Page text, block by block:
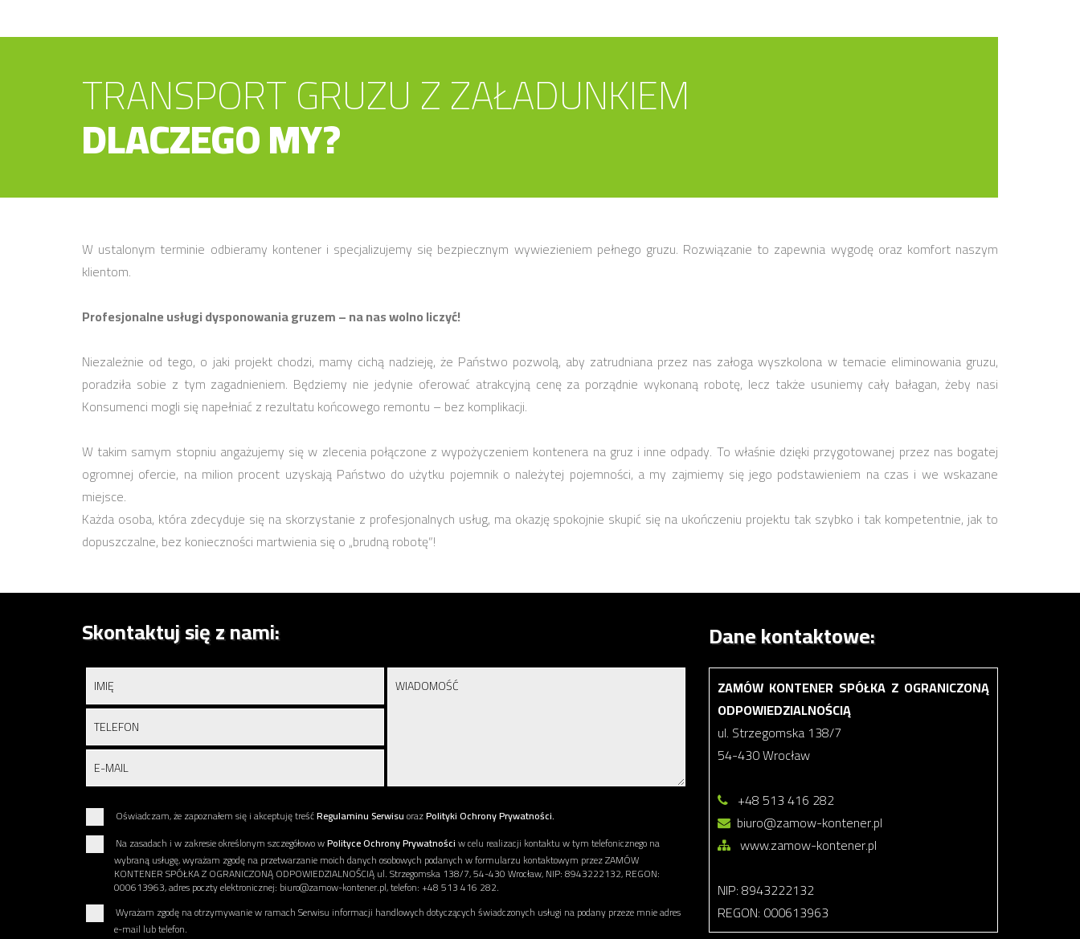
TRANSPORT GRUZU Z ZAŁADUNKIEM
DLACZEGO MY?
W ustalonym terminie odbieramy kontener i specjalizujemy się bezpiecznym wywiezieniem pełnego gruzu. Rozwiązanie to zapewnia wygodę oraz komfort naszym
klientom.
Profesjonalne usługi dysponowania gruzem – na nas wolno liczyć!
Niezależnie od tego, o jaki projekt chodzi, mamy cichą nadzieję, że Państwo pozwolą, aby zatrudniana przez nas załoga wyszkolona w temacie eliminowania gruzu,
poradziła sobie z tym zagadnieniem. Będziemy nie jedynie oferować atrakcyjną cenę za porządnie wykonaną robotę, lecz także usuniemy cały bałagan, żeby nasi
Konsumenci mogli się napełniać z rezultatu końcowego remontu – bez komplikacji.
W takim samym stopniu angażujemy się w zlecenia połączone z wypożyczeniem kontenera na gruz i inne odpady. To właśnie dzięki przygotowanej przez nas bogatej
ogromnej ofercie, na milion procent uzyskają Państwo do użytku pojemnik o należytej pojemności, a my zajmiemy się jego podstawieniem na czas i we wskazane
miejsce.
Każda osoba, która zdecyduje się na skorzystanie z profesjonalnych usług, ma okazję spokojnie skupić się na ukończeniu projektu tak szybko i tak kompetentnie, jak to
dopuszczalne, bez konieczności martwienia się o „brudną robotę”!
Skontaktuj się z nami:
Oświadczam, że zapoznałem się i akceptuję treśćRegulaminu SerwisuorazPolityki Ochrony Prywatności.
Na zasadach i w zakresie określonym szczegółowo wPolityce Ochrony Prywatnościw celu realizacji kontaktu w tym telefonicznego na
wybraną usługę, wyrażam zgodę na przetwarzanie moich danych osobowych podanych w formularzu kontaktowym przez ZAMÓW
KONTENER SPÓŁKA Z OGRANICZONĄ ODPOWIEDZIALNOŚCIĄ ul. Strzegomska 138/7, 54-430 Wrocław, NIP: 8943222132, REGON:
000613963, adres poczty elektronicznej: biuro@zamow-kontener.pl, telefon: +48 513 416 282.
Wyrażam zgodę na otrzymywanie w ramach Serwisu informacji handlowych dotyczących świadczonych usługi na podany przeze mnie adres
e-mail lub telefon.
Dane kontaktowe:
ZAMÓW KONTENER SPÓŁKA Z OGRANICZONĄ
ODPOWIEDZIALNOŚCIĄ
ul. Strzegomska 138/7
54-430 Wrocław
+48 513 416 282
biuro@zamow-kontener.pl
www.zamow-kontener.pl
NIP: 8943222132
REGON: 000613963